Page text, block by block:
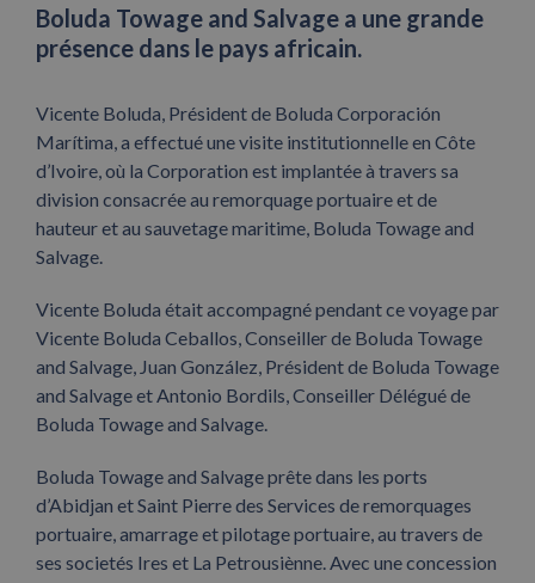
Boluda Towage and Salvage a une grande
présence dans le pays africain.
Vicente Boluda, Président de Boluda Corporación
Marítima, a effectué une visite institutionnelle en Côte
d’Ivoire, où la Corporation est implantée à travers sa
division consacrée au remorquage portuaire et de
hauteur et au sauvetage maritime, Boluda Towage and
Salvage.
Vicente Boluda était accompagné pendant ce voyage par
Vicente Boluda Ceballos, Conseiller de Boluda Towage
and Salvage, Juan González, Président de Boluda Towage
and Salvage et Antonio Bordils, Conseiller Délégué de
Boluda Towage and Salvage.
Boluda Towage and Salvage prête dans les ports
d’Abidjan et Saint Pierre des Services de remorquages
portuaire, amarrage et pilotage portuaire, au travers de
ses societés Ires et La Petrousiènne. Avec une concession